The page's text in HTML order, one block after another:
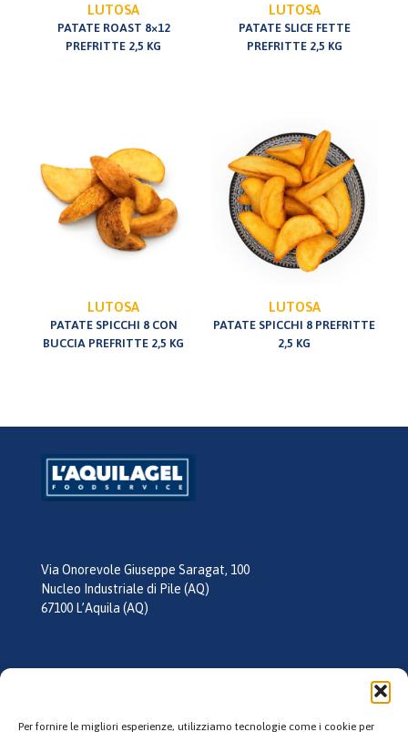
Per fornire le migliori esperienze, utilizziamo tecnologie come i cookie per
LUTOSA
PATATE ROAST 8×12
PREFRITTE 2,5 KG
LUTOSA
PATATE SLICE FETTE
PREFRITTE 2,5 KG
LUTOSA
PATATE SPICCHI 8 CON
BUCCIA PREFRITTE 2,5 KG
LUTOSA
PATATE SPICCHI 8 PREFRITTE
2,5 KG
Via Onorevole Giuseppe Saragat, 100
Nucleo Industriale di Pile (AQ)
67100 L’Aquila (AQ)